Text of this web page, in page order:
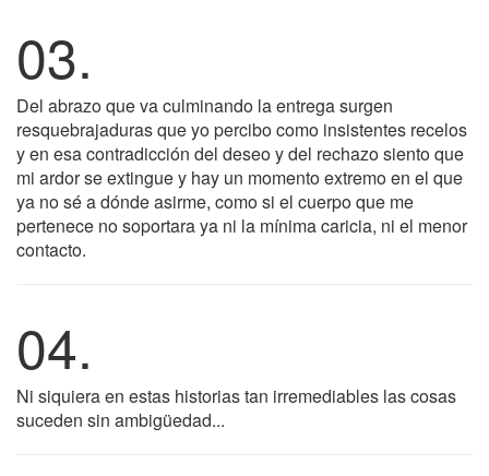
03.
Del abrazo que va culminando la entrega surgen
resquebrajaduras que yo percibo como insistentes recelos
y en esa contradicción del deseo y del rechazo siento que
mi ardor se extingue y hay un momento extremo en el que
ya no sé a dónde asirme, como si el cuerpo que me
pertenece no soportara ya ni la mínima caricia, ni el menor
contacto.
04.
Ni siquiera en estas historias tan irremediables las cosas
suceden sin ambigüedad...